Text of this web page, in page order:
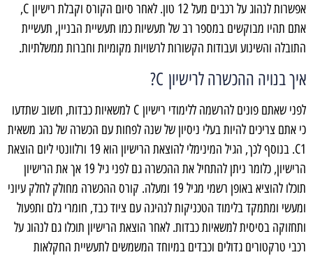
אפשרות לנהוג על רכבים מעל 12 טון. לאחר סיום הקורס וקבלת רישיון
C
,
אתם תהיו מבוקשים במספר רב של תעשיות כמו תעשיית הבניין, תעשיית
התובלה והשינוע ועבודות הקשורות לרשויות מקומיות וחברות ממשלתיות.
איך בנויה ההכשרה לרישיון C
?
לפני שאתם פונים להרשמה ללימודי רישיון C למשאיות כבדות, חשוב שתדעו
כי אתם צריכים להיות בעלי ניסיון של שנה לפחות עם הכשרה של נהג משאית
1
C
. בנוסף לכך, הגיל המינימלי להוצאת הרישיון הוא 19 ורלוונטי ליום הוצאת
הרישיון, כלומר ניתן להתחיל את ההכשרה גם לפני גיל 19 אך את הרישיון
תוכלו להוציא באופן רשמי מגיל 19 ומעלה. קורס ההכשרה מחולק לחלק עיוני
ומעשי ומתמקד בלימוד הטכניקות לנהיגה עם ציוד כבד, חומרי גלם ותפעול
ותחזוקה בסיסית למשאיות כבדות. לאחר הוצאת הרישיון תוכלו גם לנהוג על
רכבי טרקטורים גדולים וכבדים במיוחד המשמשים לתעשיית החקלאות